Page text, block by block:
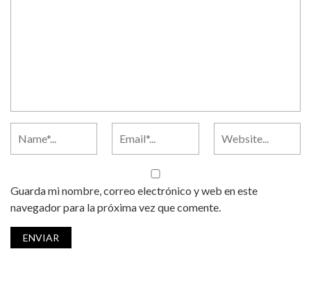
Guarda mi nombre, correo electrónico y web en este
navegador para la próxima vez que comente.